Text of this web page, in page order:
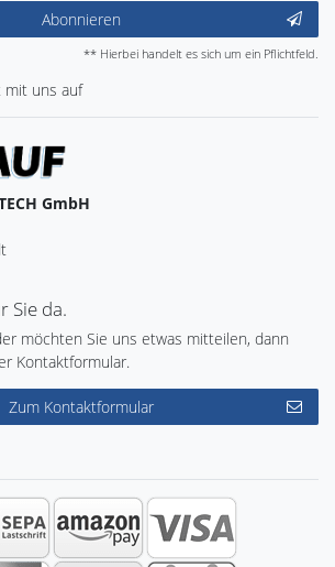
Abonnieren
** Hierbei handelt es sich um ein Pflichtfeld.
mit uns auf
GmbH
Sie da.
möchten Sie uns etwas mitteilen, dann
Kontaktformular.
Zum Kontaktformular